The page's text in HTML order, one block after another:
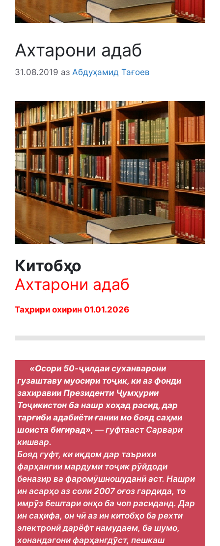
Ахтарони адаб
31.08.2019 аз Абдуҳамид Тағоев
Китобҳо
Ахтарони адаб
Таҳрири охирин 01.01.2026
«Осори 50-ҷилдаи суханварони
гузаштаву муосири тоҷик, ки аз фонди
захиравии Президенти Ҷумҳурии
Тоҷикистон ба нашр хоҳад расид, дар
тарғиби адабиёти ғании мо бояд саҳми
шоиста бигирад», — гуфтааст Сарвари
кишвар.
Бояд гуфт, ки иқдом дар таърихи
фарҳангии мардуми тоҷик рӯйдоди
беназир ва фаромӯшношуданӣ аст. Нашри
ин асарҳо аз соли 2007 оғоз гардида, то
имрӯз бештари онҳо ба чоп расиданд. Дар
ин саҳифа, он чӣ аз ин китобҳо ба рехти
электронӣ дарёфт намудаем, ба шумо,
хонандагони фарҳангдӯст, пешкаш